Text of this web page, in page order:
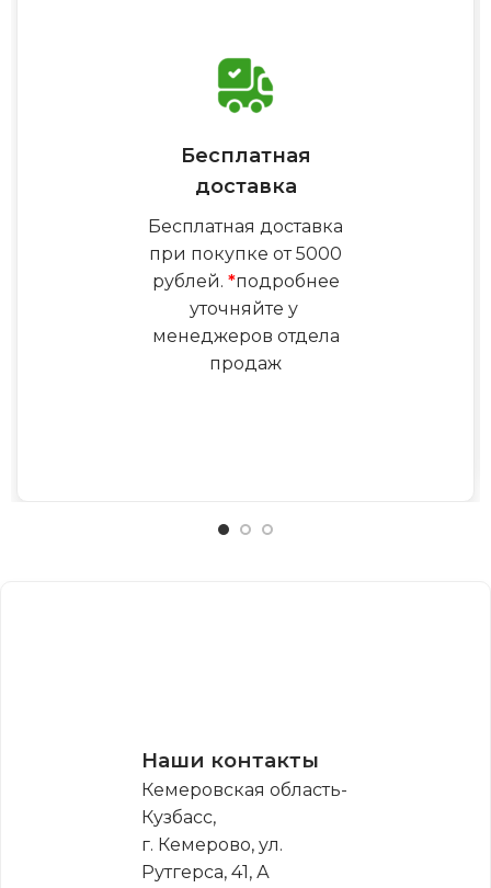
Бесплатная
доставка
Бесплатная доставка
при покупке от 5000
рублей. *подробнее
уточняйте у
менеджеров отдела
продаж
Наши контакты
Кемеровская область-
Кузбасс,
г. Кемерово, ул.
Рутгерса, 41, А